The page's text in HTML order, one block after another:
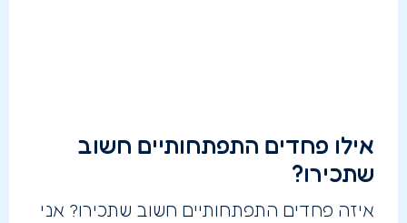
אילו פחדים התפתחותיים חשוב
שתכירו?
איזה פחדים התפתחותיים חשוב שתכירו? אני